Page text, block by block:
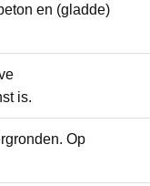
en (gladde)
is.
Op